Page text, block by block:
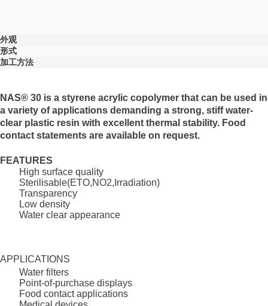
外观
形式
加工方法
NAS® 30 is a styrene acrylic copolymer that can be used in
a variety of applications demanding a strong, stiff water-
clear plastic resin with excellent thermal stability. Food
contact statements are available on request.
FEATURES
High surface quality
Sterilisable(ETO,NO2,Irradiation)
Transparency
Low density
Water clear appearance
APPLICATIONS
Water filters
Point-of-purchase displays
Food contact applications